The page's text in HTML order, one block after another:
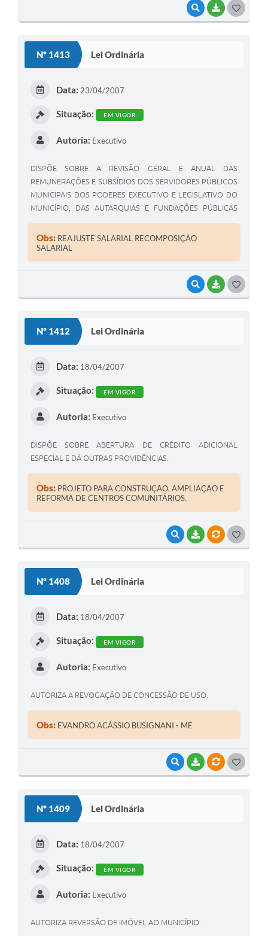
VISUALIZAR
BAIXAR
Nº 1413 Lei Ordinária
VISUALIZAR
BAIXAR
Data: 23/04/2007
Situação: EM VIGOR
Autoria: Executivo
DISPÕE SOBRE A REVISÃO GERAL E ANUAL DAS
REMUNERAÇÕES E SUBSÍDIOS DOS SERVIDORES PÚBLICOS
MUNICIPAIS DOS PODERES EXECUTIVO E LEGISLATIVO DO
MUNICÍPIO, DAS AUTARQUIAS E FUNDAÇÕES PÚBLICAS
Obs: REAJUSTE SALARIAL RECOMPOSIÇÃO
SALARIAL
Nº 1412 Lei Ordinária
VISUALIZAR
BAIXARVÍNCULOS
Data: 18/04/2007
Situação: EM VIGOR
Autoria: Executivo
DISPÕE SOBRE ABERTURA DE CRÉDITO ADICIONAL
ESPECIAL E DÁ OUTRAS PROVIDÊNCIAS.
Obs: PROJETO PARA CONSTRUÇÃO, AMPLIAÇÃO E
REFORMA DE CENTROS COMUNITÁRIOS.
Nº 1408 Lei Ordinária
VISUALIZAR
BAIXARVÍNCULOS
Data: 18/04/2007
Situação: EM VIGOR
Autoria: Executivo
AUTORIZA A REVOGAÇÃO DE CONCESSÃO DE USO.
Obs: EVANDRO ACÁSSIO BUSIGNANI - ME
Nº 1409 Lei Ordinária
Data: 18/04/2007
Situação: EM VIGOR
Autoria: Executivo
AUTORIZA REVERSÃO DE IMÓVEL AO MUNICÍPIO.